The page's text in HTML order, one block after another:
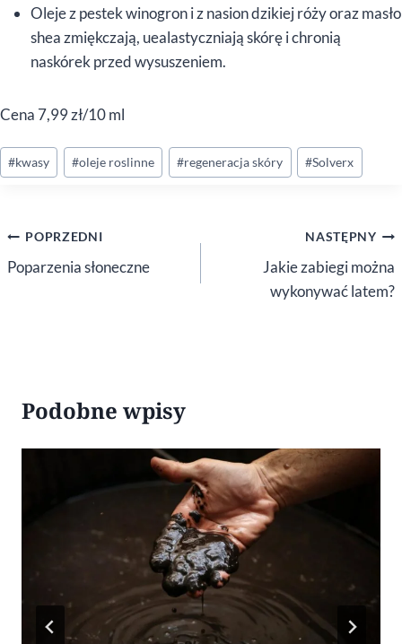
Oleje z pestek winogron i z nasion dzikiej róży oraz masło
shea zmiękczają, uealastyczniają skórę i chronią
naskórek przed wysuszeniem.
Cena 7,99 zł/10 ml
Tagi
wpisu:
#kwasy #oleje roslinne #regeneracja skóry #Solverx
Nawigacja
wpisu
POPRZEDNI
Poparzenia słoneczne
NASTĘPNY
Jakie zabiegi można
wykonywać latem?
Podobne wpisy